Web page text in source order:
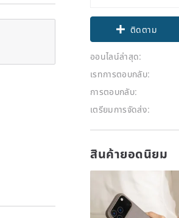
ติดตาม
ออนไลน์ล่าสุด:
เรทการตอบกลับ:
การตอบกลับ:
เตรียมการจัดส่ง:
สินค้ายอดนิยม